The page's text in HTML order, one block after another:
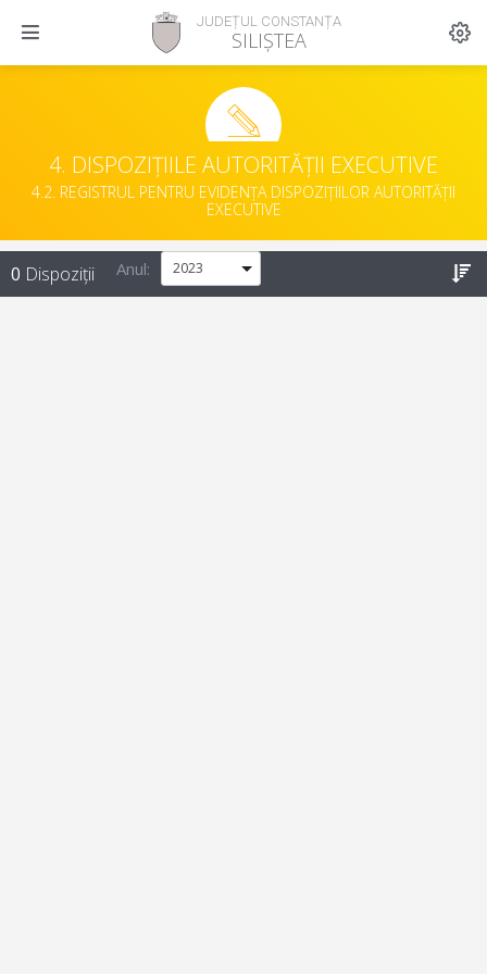
JUDEȚUL CONSTANȚA
SILIȘTEA
4. DISPOZIȚIILE AUTORITĂȚII EXECUTIVE
4.2. REGISTRUL PENTRU EVIDENȚA DISPOZIȚIILOR AUTORITĂȚII
EXECUTIVE
0 Dispoziții Anul: